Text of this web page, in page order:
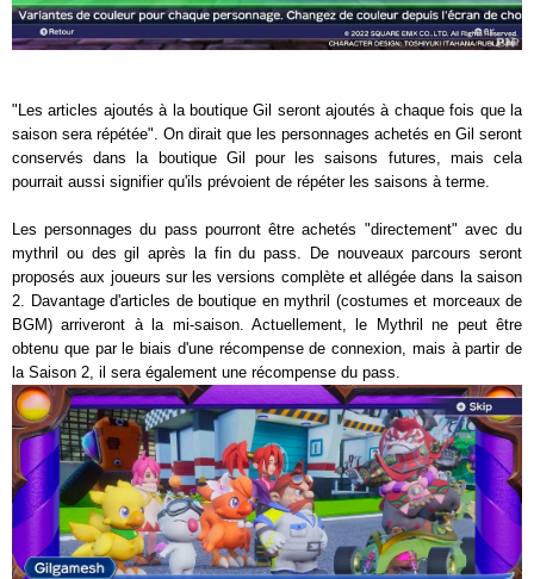
"Les articles ajoutés à la boutique Gil seront ajoutés à chaque fois que la
saison sera répétée". On dirait que les personnages achetés en Gil seront
conservés dans la boutique Gil pour les saisons futures, mais cela
pourrait aussi signifier qu'ils prévoient de répéter les saisons à terme.
Les personnages du pass pourront être achetés "directement" avec du
mythril ou des gil après la fin du pass. De nouveaux parcours seront
proposés aux joueurs sur les versions complète et allégée dans la saison
2. Davantage d'articles de boutique en mythril (costumes et morceaux de
BGM) arriveront à la mi-saison. Actuellement, le Mythril ne peut être
obtenu que par le biais d'une récompense de connexion, mais à partir de
la Saison 2, il sera également une récompense du pass.